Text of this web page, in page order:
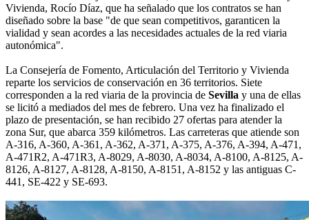
Vivienda, Rocío Díaz, que ha señalado que los contratos se han
diseñado sobre la base "de que sean competitivos, garanticen la
vialidad y sean acordes a las necesidades actuales de la red viaria
autonómica".
La Consejería de Fomento, Articulación del Territorio y Vivienda
reparte los servicios de conservación en 36 territorios. Siete
corresponden a la red viaria de la provincia de Sevilla y una de ellas
se licitó a mediados del mes de febrero. Una vez ha finalizado el
plazo de presentación, se han recibido 27 ofertas para atender la
zona Sur, que abarca 359 kilómetros. Las carreteras que atiende son
A-316, A-360, A-361, A-362, A-371, A-375, A-376, A-394, A-471,
A-471R2, A-471R3, A-8029, A-8030, A-8034, A-8100, A-8125, A-
8126, A-8127, A-8128, A-8150, A-8151, A-8152 y las antiguas C-
441, SE-422 y SE-693.